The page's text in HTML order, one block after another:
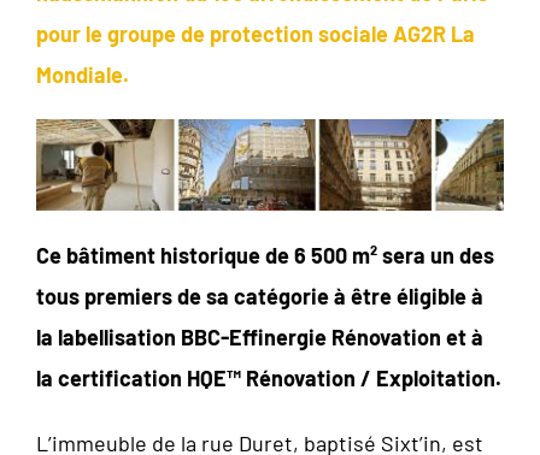
pour le groupe de protection sociale AG2R La
Mondiale.
Ce bâtiment historique de 6 500 m² sera un des
tous premiers de sa catégorie à être éligible à
la labellisation BBC-Effinergie Rénovation et à
la certification HQE™ Rénovation / Exploitation.
L’immeuble de la rue Duret, baptisé Sixt’in, est